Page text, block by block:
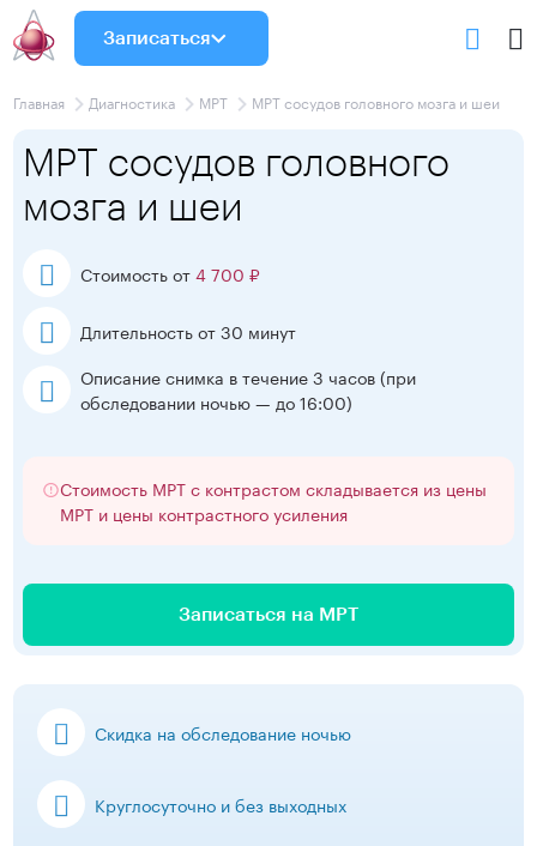
Записаться
Главная Диагностика МРТ МРТ сосудов головного мозга и шеи
МРТ сосудов головного
мозга и шеи
Стоимость от4 700 ₽
Длительность от 30 минут
Описание снимка в течение 3 часов(при
обследовании ночью — до 16:00)
Стоимость МРТ с контрастом складывается из цены
МРТ и цены контрастного усиления
Записаться на МРТ
Скидка на обследование ночью
Круглосуточно и без выходных